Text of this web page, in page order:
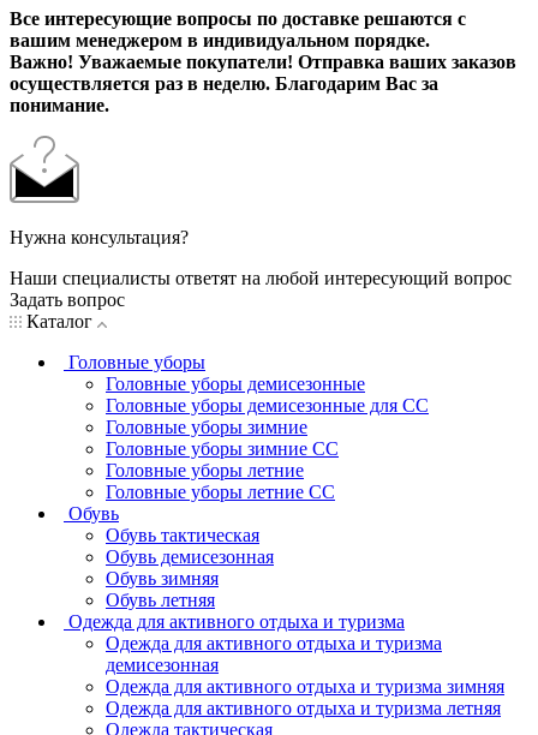
Все интересующие вопросы по доставке решаются с
вашим менеджером в индивидуальном порядке.
Важно! Уважаемые покупатели! Отправка ваших заказов
осуществляется раз в неделю. Благодарим Вас за
понимание.
Нужна консультация?
Наши специалисты ответят на любой интересующий вопрос
Задать вопрос
Каталог
Головные уборы
Головные уборы демисезонные
Головные уборы демисезонные для СС
Головные уборы зимние
Головные уборы зимние СС
Головные уборы летние
Головные уборы летние СС
Обувь
Обувь тактическая
Обувь демисезонная
Обувь зимняя
Обувь летняя
Одежда для активного отдыха и туризма
Одежда для активного отдыха и туризма
демисезонная
Одежда для активного отдыха и туризма зимняя
Одежда для активного отдыха и туризма летняя
Одежда тактическая